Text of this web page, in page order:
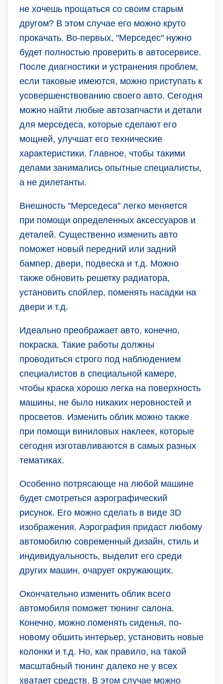
не хочешь прощаться со своим старым
другом? В этом случае его можно круто
прокачать. Во-первых, "Мерседес" нужно
будет полностью проверить в автосервисе.
После диагностики и устранения проблем,
если таковые имеются, можно приступать к
усовершенствованию своего авто. Сегодня
можно найти любые автозапчасти и детали
для мерседеса, которые сделают его
мощней, улучшат его технические
характеристики. Главное, чтобы такими
делами занимались опытные специалисты,
а не дилетанты.
Внешность "Мерседеса" легко меняется
при помощи определенных аксессуаров и
деталей. Существенно изменить авто
поможет новый передний или задний
бампер, двери, подвеска и т.д. Можно
также обновить решетку радиатора,
установить спойлер, поменять насадки на
двери и т.д.
Идеально преображает авто, конечно,
покраска. Такие работы должны
проводиться строго под наблюдением
специалистов в специальной камере,
чтобы краска хорошо легка на поверхность
машины, не было никаких неровностей и
просветов. Изменить облик можно также
при помощи виниловых наклеек, которые
сегодня изготавливаются в самых разных
тематиках.
Особенно потрясающе на любой машине
будет смотреться аэрографический
рисунок. Его можно сделать в виде 3D
изображения. Аэрография придаст любому
автомобилю современный дизайн, стиль и
индивидуальность, выделит его среди
других машин, очарует окружающих.
Окончательно изменить облик всего
автомобиля поможет тюнинг салона.
Конечно, можно поменять сиденья, по-
новому обшить интерьер, установить новые
колонки и т.д. Но, как правило, на такой
масштабный тюнинг далеко не у всех
хватает средств. В этом случае можно